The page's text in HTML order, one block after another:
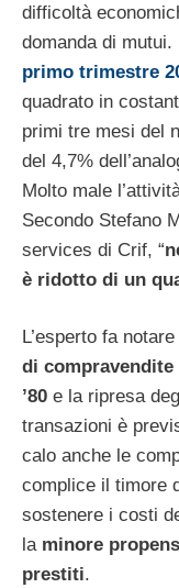
difficoltà
domanda di mutui.
primo trimestre
quadrato in
primi tre mesi del
del 4,7%
Molto male
Secondo Stefano
services di Crif, “
è ridotto di un
L’esperto fa
di
’80 e la ripresa
transazioni è
calo anche le
complice il timore
sostenere i costi
la minore
prestiti.